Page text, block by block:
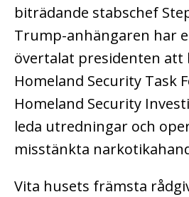
biträdande stabschef
Trump-anhängaren har
övertalat presidenten att
Homeland Security Task
Homeland Security
leda utredningar och
misstänkta
Vita husets främsta